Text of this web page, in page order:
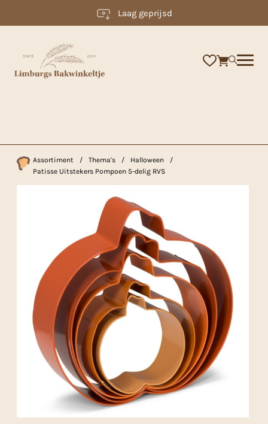
Laag geprijsd
Assortiment / Thema's / Halloween
/
Patisse Uitstekers Pompoen 5-delig RVS